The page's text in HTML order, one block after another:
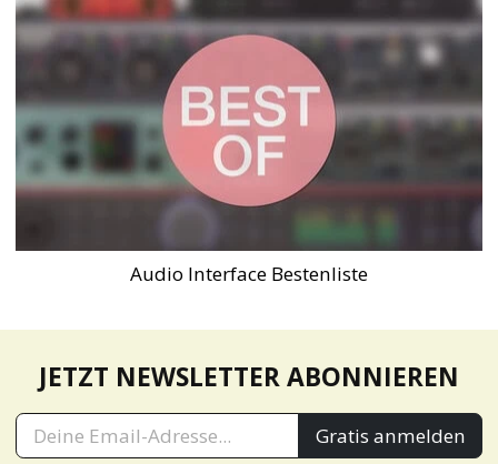
Audio Interface Bestenliste
JETZT NEWSLETTER ABONNIEREN
Gratis anmelden